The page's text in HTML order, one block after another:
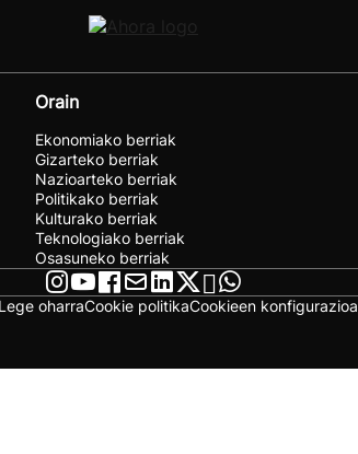
Orain
Ekonomiako berriak
Gizarteko berriak
Nazioarteko berriak
Politikako berriak
Kulturako berriak
Teknologiako berriak
Osasuneko berriak
Lege oharraCookie politikaCookieen konfigurazioa